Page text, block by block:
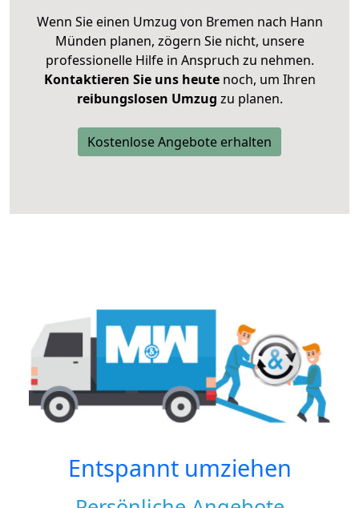
Wenn Sie einen Umzug von Bremen nach Hann
Münden planen, zögern Sie nicht, unsere
professionelle Hilfe in Anspruch zu nehmen.
Kontaktieren Sie uns heutenoch, um Ihren
reibungslosen Umzug zu planen.
Kostenlose Angebote erhalten
Entspannt umziehen